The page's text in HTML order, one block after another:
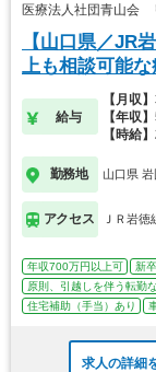
医療法人社団青山会
【山口県／JR
上も相談可能
給与
【月収
【年収
【時給
勤務地 山口県
アクセス ＪＲ岩
年収700万円以上可 新
原則、引越しを伴う転勤な
住宅補助（手当）あり
求人の詳細